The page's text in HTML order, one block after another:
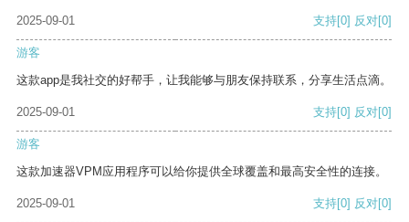
2025-09-01 支持[0] 反对[0]
游客
这款app是我社交的好帮手，让我能够与朋友保持联系，分享生活点滴。
2025-09-01 支持[0] 反对[0]
游客
这款加速器VPM应用程序可以给你提供全球覆盖和最高安全性的连接。
2025-09-01 支持[0] 反对[0]